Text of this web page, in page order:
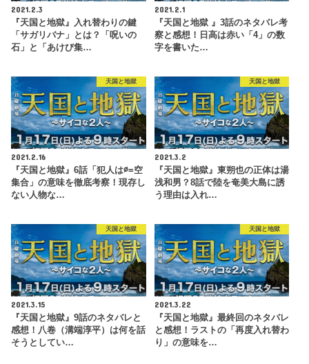
2021.2.3
『天国と地獄』入れ替わりの鍵
「サガリバナ」とは？「呪いの
石」と「あけび集…
2021.2.1
『天国と地獄 』3話のネタバレ考
察と感想！日高は赤い「4」の数
字を書いた…
天国と地獄
2021.2.16
『天国と地獄』6話「犯人は∅=空
集合」の意味を徹底考察！現存し
ない人物な…
天国と地獄
2021.3.2
『天国と地獄』東朔也の正体は湯
浅和男？8話で陸を奄美大島に誘
う理由は入れ…
天国と地獄
2021.3.15
『天国と地獄』9話のネタバレと
感想！八卷（溝端淳平）は何を話
そうとしてい…
天国と地獄
2021.3.22
『天国と地獄』最終回のネタバレ
と感想！ラストの「再度入れ替わ
り」の意味を…